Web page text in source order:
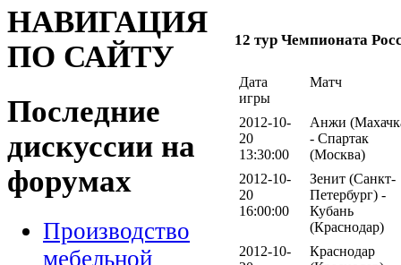
НАВИГАЦИЯ
ПО САЙТУ
Последние
дискуссии на
форумах
Производство
мебельной
12 тур Чемпионата
Дата
игры
Матч
2012-10-
20
13:30:00
Анжи
- Спартак
(Москва)
2012-10-
20
16:00:00
Зенит (Санкт-
Петербург) -
Кубань
(Краснодар)
2012-10-
Краснодар